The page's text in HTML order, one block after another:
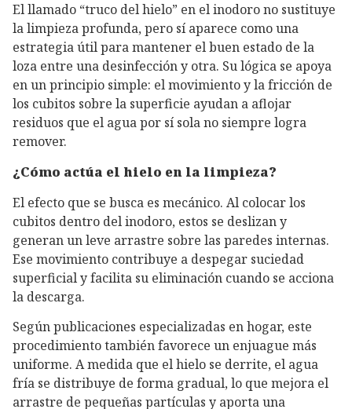
El llamado “truco del hielo” en el inodoro no sustituye
la limpieza profunda, pero sí aparece como una
estrategia útil para mantener el buen estado de la
loza entre una desinfección y otra. Su lógica se apoya
en un principio simple: el movimiento y la fricción de
los cubitos sobre la superficie ayudan a aflojar
residuos que el agua por sí sola no siempre logra
remover.
¿Cómo actúa el hielo en la limpieza?
El efecto que se busca es mecánico. Al colocar los
cubitos dentro del inodoro, estos se deslizan y
generan un leve arrastre sobre las paredes internas.
Ese movimiento contribuye a despegar suciedad
superficial y facilita su eliminación cuando se acciona
la descarga.
Según publicaciones especializadas en hogar, este
procedimiento también favorece un enjuague más
uniforme. A medida que el hielo se derrite, el agua
fría se distribuye de forma gradual, lo que mejora el
arrastre de pequeñas partículas y aporta una